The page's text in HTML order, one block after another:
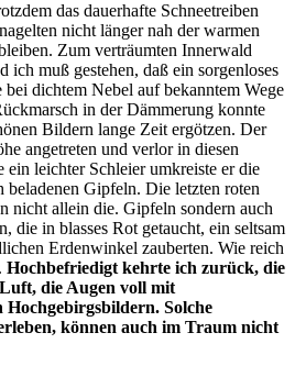
das dauerhafte Schneetreiben
nicht länger nah der warmen
Zum verträumten Innerwald
ich muß gestehen, daß ein sorgenloses
bei dichtem Nebel auf bekanntem Wege
in der Dämmerung konnte
Bildern lange Zeit ergötzen. Der
angetreten und verlor in diesen
ein leichter Schleier umkreiste er die
beladenen Gipfeln. Die letzten roten
nicht allein die. Gipfeln sondern auch
die in blasses Rot getaucht, ein seltsam
Erdenwinkel zauberten. Wie reich
Hochbefriedigt kehrte ich zurück, die
die Augen voll mit
Hochgebirgsbildern. Solche
können auch im Traum nicht